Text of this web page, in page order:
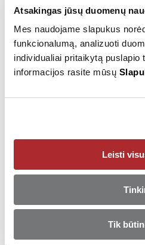
Atsakingas jūsų duomenų
Mes naudojame slapukus
funkcionalumą, analizuoti
individualiai pritaikytą puslapio
informacijos rasite mūsų
Leisti
Tik
Valstybinis numerisNNK960
Pardavėjas
Rodyti numerį
Pasinaudokite
Arba įsigykite automobilį